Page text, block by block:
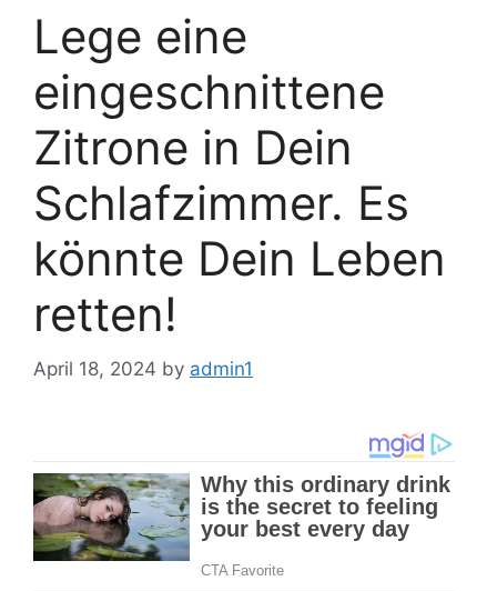
Lege eine
eingeschnittene
Zitrone in Dein
Schlafzimmer. Es
könnte Dein Leben
retten!
April 18, 2024 by admin1